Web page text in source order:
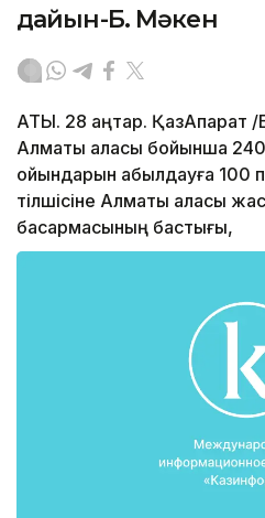
дайын-Б. Мәкен
АТЫ. 28 қаңтар.
Алматы қаласы бойынша
ойындарын қабылдауға 100
тілшісіне Алматы қаласы
басқармасының бастығы,